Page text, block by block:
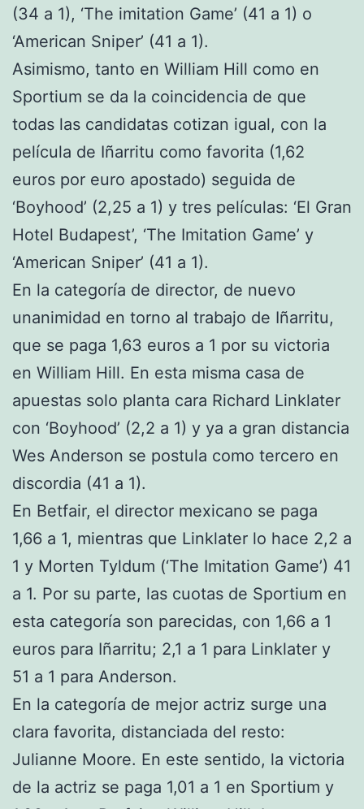
(34 a 1), ‘The imitation Game’ (41 a 1) o
‘American Sniper’ (41 a 1).
Asimismo, tanto en William Hill como en
Sportium se da la coincidencia de que
todas las candidatas cotizan igual, con la
película de Iñarritu como favorita (1,62
euros por euro apostado) seguida de
‘Boyhood’ (2,25 a 1) y tres películas: ‘El Gran
Hotel Budapest’, ‘The Imitation Game’ y
‘American Sniper’ (41 a 1).
En la categoría de director, de nuevo
unanimidad en torno al trabajo de Iñarritu,
que se paga 1,63 euros a 1 por su victoria
en William Hill. En esta misma casa de
apuestas solo planta cara Richard Linklater
con ‘Boyhood’ (2,2 a 1) y ya a gran distancia
Wes Anderson se postula como tercero en
discordia (41 a 1).
En Betfair, el director mexicano se paga
1,66 a 1, mientras que Linklater lo hace 2,2 a
1 y Morten Tyldum (‘The Imitation Game’) 41
a 1. Por su parte, las cuotas de Sportium en
esta categoría son parecidas, con 1,66 a 1
euros para Iñarritu; 2,1 a 1 para Linklater y
51 a 1 para Anderson.
En la categoría de mejor actriz surge una
clara favorita, distanciada del resto:
Julianne Moore. En este sentido, la victoria
de la actriz se paga 1,01 a 1 en Sportium y